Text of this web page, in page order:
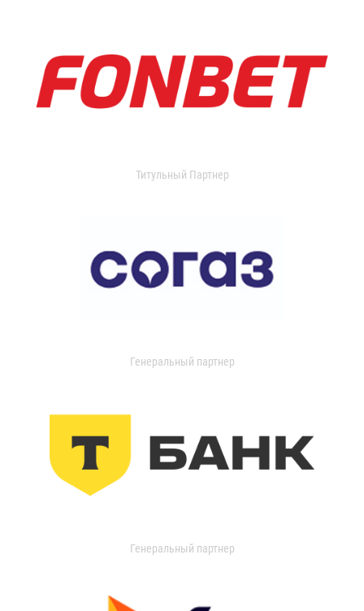
Титульный Партнер
Генеральный партнер
Генеральный партнер